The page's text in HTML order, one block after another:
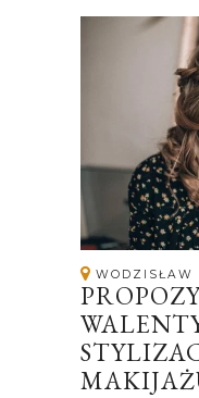
WODZISŁAW